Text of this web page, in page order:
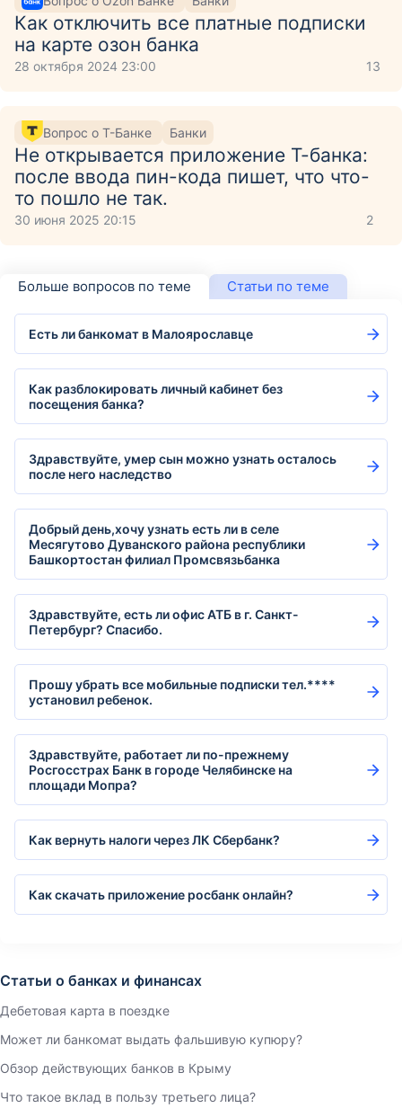
Как отключить все платные подписки
на карте озон банка
28 октября 2024 23:00 13
Вопрос о Т-Банке Банки
Не открывается приложение Т-банка:
после ввода пин-кода пишет, что что-
то пошло не так.
30 июня 2025 20:15 2
Больше вопросов по теме Статьи по теме
Есть ли банкомат в Малоярославце
Как разблокировать личный кабинет без
посещения банка?
Здравствуйте, умер сын можно узнать осталось
после него наследство
Добрый день,хочу узнать есть ли в селе
Месягутово Дуванского района республики
Башкортостан филиал Промсвязьбанка
Здравствуйте, есть ли офис АТБ в г. Санкт-
Петербург? Спасибо.
Прошу убрать все мобильные подписки тел.****
установил ребенок.
Здравствуйте, работает ли по-прежнему
Росгосстрах Банк в городе Челябинске на
площади Мопра?
Как вернуть налоги через ЛК Сбербанк?
Как скачать приложение росбанк онлайн?
Статьи о банках и финансах
Дебетовая карта в поездке
Может ли банкомат выдать фальшивую купюру?
Обзор действующих банков в Крыму
Что такое вклад в пользу третьего лица?